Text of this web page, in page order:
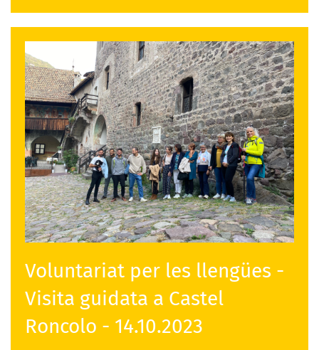
Voluntariat per les llengües -
Visita guidata a Castel
Roncolo - 14.10.2023